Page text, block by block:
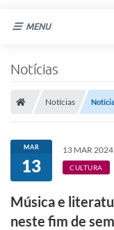
MENU
Portal de Serviços
Transparência
Ônibus
Consultar Processos
Contas Públicas
Notícias
Notícias
MAR
13
13 MAR 2024
CULTURA
Música e
neste fim de